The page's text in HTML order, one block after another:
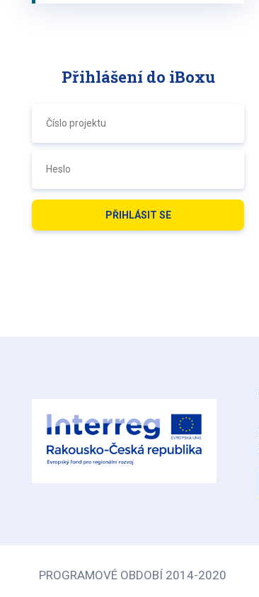
Přihlášení do iBoxu
PROGRAMOVÉ OBDOBÍ 2014-2020